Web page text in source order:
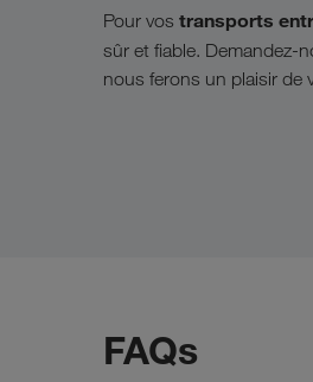
Pour vos transports
sûr et fiable. Demandez-
nous ferons un plaisir de
FAQs